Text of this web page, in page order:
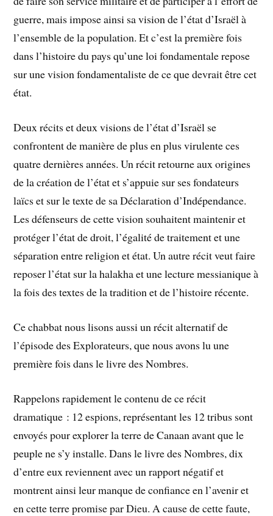
guerre, mais impose ainsi sa vision de l’état d’Israël à
l’ensemble de la population. Et c’est la première fois
dans l’histoire du pays qu’une loi fondamentale repose
sur une vision fondamentaliste de ce que devrait être cet
état.
Deux récits et deux visions de l’état d’Israël se
confrontent de manière de plus en plus virulente ces
quatre dernières années. Un récit retourne aux origines
de la création de l’état et s’appuie sur ses fondateurs
laïcs et sur le texte de sa Déclaration d’Indépendance.
Les défenseurs de cette vision souhaitent maintenir et
protéger l’état de droit, l’égalité de traitement et une
séparation entre religion et état. Un autre récit veut faire
reposer l’état sur la halakha et une lecture messianique à
la fois des textes de la tradition et de l’histoire récente.
Ce chabbat nous lisons aussi un récit alternatif de
l’épisode des Explorateurs, que nous avons lu une
première fois dans le livre des Nombres.
Rappelons rapidement le contenu de ce récit
dramatique : 12 espions, représentant les 12 tribus sont
envoyés pour explorer la terre de Canaan avant que le
peuple ne s’y installe. Dans le livre des Nombres, dix
d’entre eux reviennent avec un rapport négatif et
montrent ainsi leur manque de confiance en l’avenir et
en cette terre promise par Dieu. A cause de cette faute,